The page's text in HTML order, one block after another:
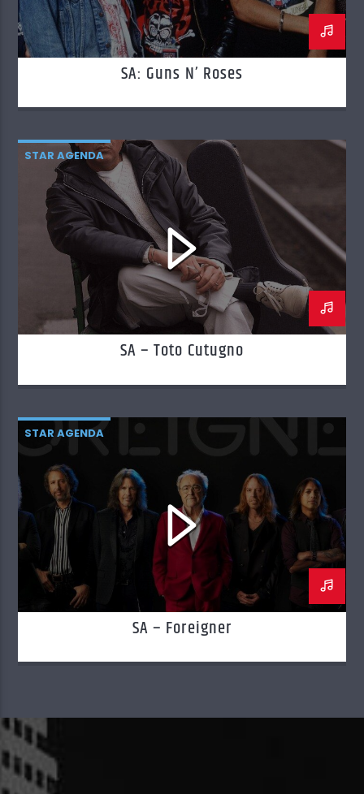
SA: Guns N’ Roses
STAR AGENDA
SA – Toto Cutugno
STAR AGENDA
SA – Foreigner